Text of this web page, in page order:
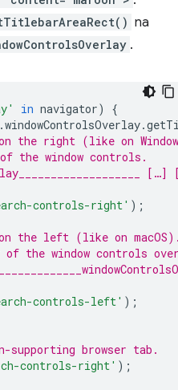
na
.
in navigator)
{
.windowControlsOverlay.
the right (like on
the window controls.
controls-right' );
the left (like on
of the window controls
controls-left' );
supporting browser tab.
controls-right' );